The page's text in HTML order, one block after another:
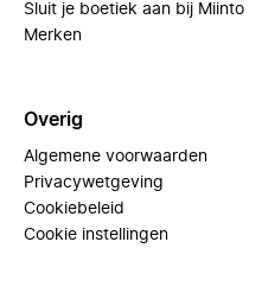
Sluit je boetiek aan bij Miinto
Merken
Overig
Algemene voorwaarden
Privacywetgeving
Cookiebeleid
Cookie instellingen